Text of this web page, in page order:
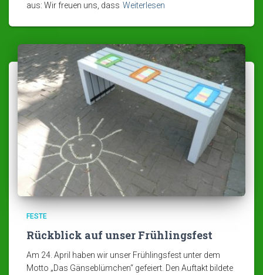
aus: Wir freuen uns, dass Weiterlesen
FESTE
Rückblick auf unser Frühlingsfest
Am 24. April haben wir unser Frühlingsfest unter dem
Motto „Das Gänseblümchen“ gefeiert. Den Auftakt bildete